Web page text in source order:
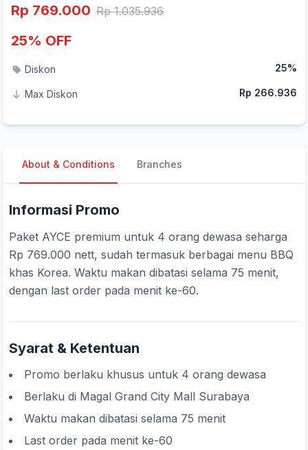
Rp 769.000 Rp 1.035.936
25% OFF
Diskon 25%
Max Diskon Rp 266.936
About & Conditions Branches
Informasi Promo
Paket AYCE premium untuk 4 orang dewasa seharga
Rp 769.000 nett, sudah termasuk berbagai menu BBQ
khas Korea. Waktu makan dibatasi selama 75 menit,
dengan last order pada menit ke-60.
Syarat & Ketentuan
Promo berlaku khusus untuk 4 orang dewasa
Berlaku di Magal Grand City Mall Surabaya
Waktu makan dibatasi selama 75 menit
Last order pada menit ke-60